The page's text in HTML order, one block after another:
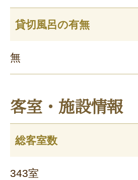
貸切風呂の有無
無
客室・施設情報
総客室数
343室